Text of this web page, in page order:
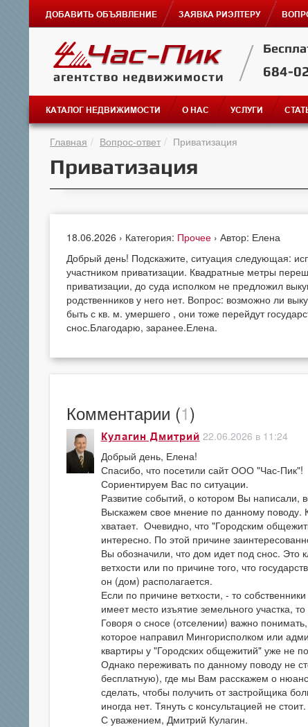
ДОБАВИТЬ ОБЪЯВЛЕНИЕ ЗАЯВКА РИЭЛТЕРУ
агентство недвижимости 684-
КАТАЛОГ НЕДВИЖИМОСТИ О НАС УСЛУГИ
Главная Вопрос-ответ Приватизация
Приватизация
18.06.2026 › Категория: Прочее › Автор: Елена
Добрый день! Подскажите, ситуация следующая:
участником приватизации. Квадратные метры
приватизации, до суда исполком не предложил
родственников у него нет. Вопрос: возможно ли
быть с кв. м. умершего , они тоже перейдут
снос.Благодарю, заранее.Елена.
Комментарии (1)
Кулагин Дмитрий 22.06.2026 в 11:24
Добрый день, Елена!
Спасибо, что посетили сайт ООО "Час-Пик"!
Сориентируем Вас по ситуации.
Развитие событий, о котором Вы написали,
Выскажем свое мнение по данному поводу.
хватает. Очевидно, что "Городским
интересно. По этой причине
Вы обозначили, что дом идет под снос.
ветхости или по причине того, что
он (дом) располагается.
Если по причине ветхости, - то
имеет место изъятие земельного участка,
Говоря о сносе (отселении) важно
которое направил Мингорисполком или
квартиры у "Городских общежитий" уже не
Однако переживать по данному поводу не
бесплатную), где мы Вам расскажем о
сделать, чтобы получить от застройщика
иногда нет. Тянуть с консультацией не стоит.
С уважением, Дмитрий Кулагин.